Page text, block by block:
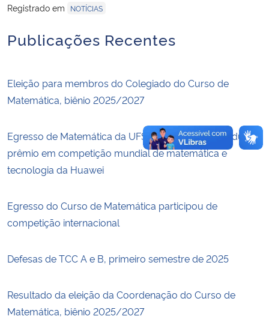
Advocacia-Geral da União
Banco Central do Brasil
Registrado em
NOTÍCIAS
Publicações Recentes
Eleição para membros do Colegiado do Curso de
Matemática, biênio 2025/2027
Egresso de Matemática da UFSM orienta equipe a duplo
prêmio em competição mundial de matemática e
tecnologia da Huawei
Egresso do Curso de Matemática participou de
competição internacional
Defesas de TCC A e B, primeiro semestre de 2025
Resultado da eleição da Coordenação do Curso de
Matemática, biênio 2025/2027